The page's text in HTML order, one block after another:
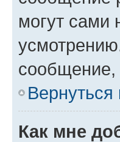
могут сами
сообщение,
Вернуться
Как мне